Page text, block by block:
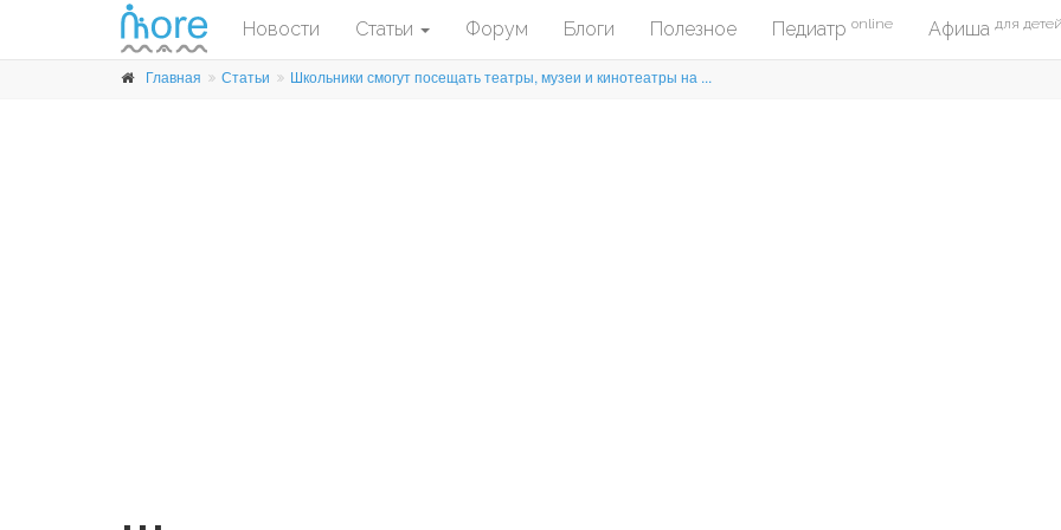
Новости Статьи Форум Блоги Полезное Педиатр online Афиша для детей
Главная Статьи Школьники смогут посещать театры, музеи и кинотеатры на ...